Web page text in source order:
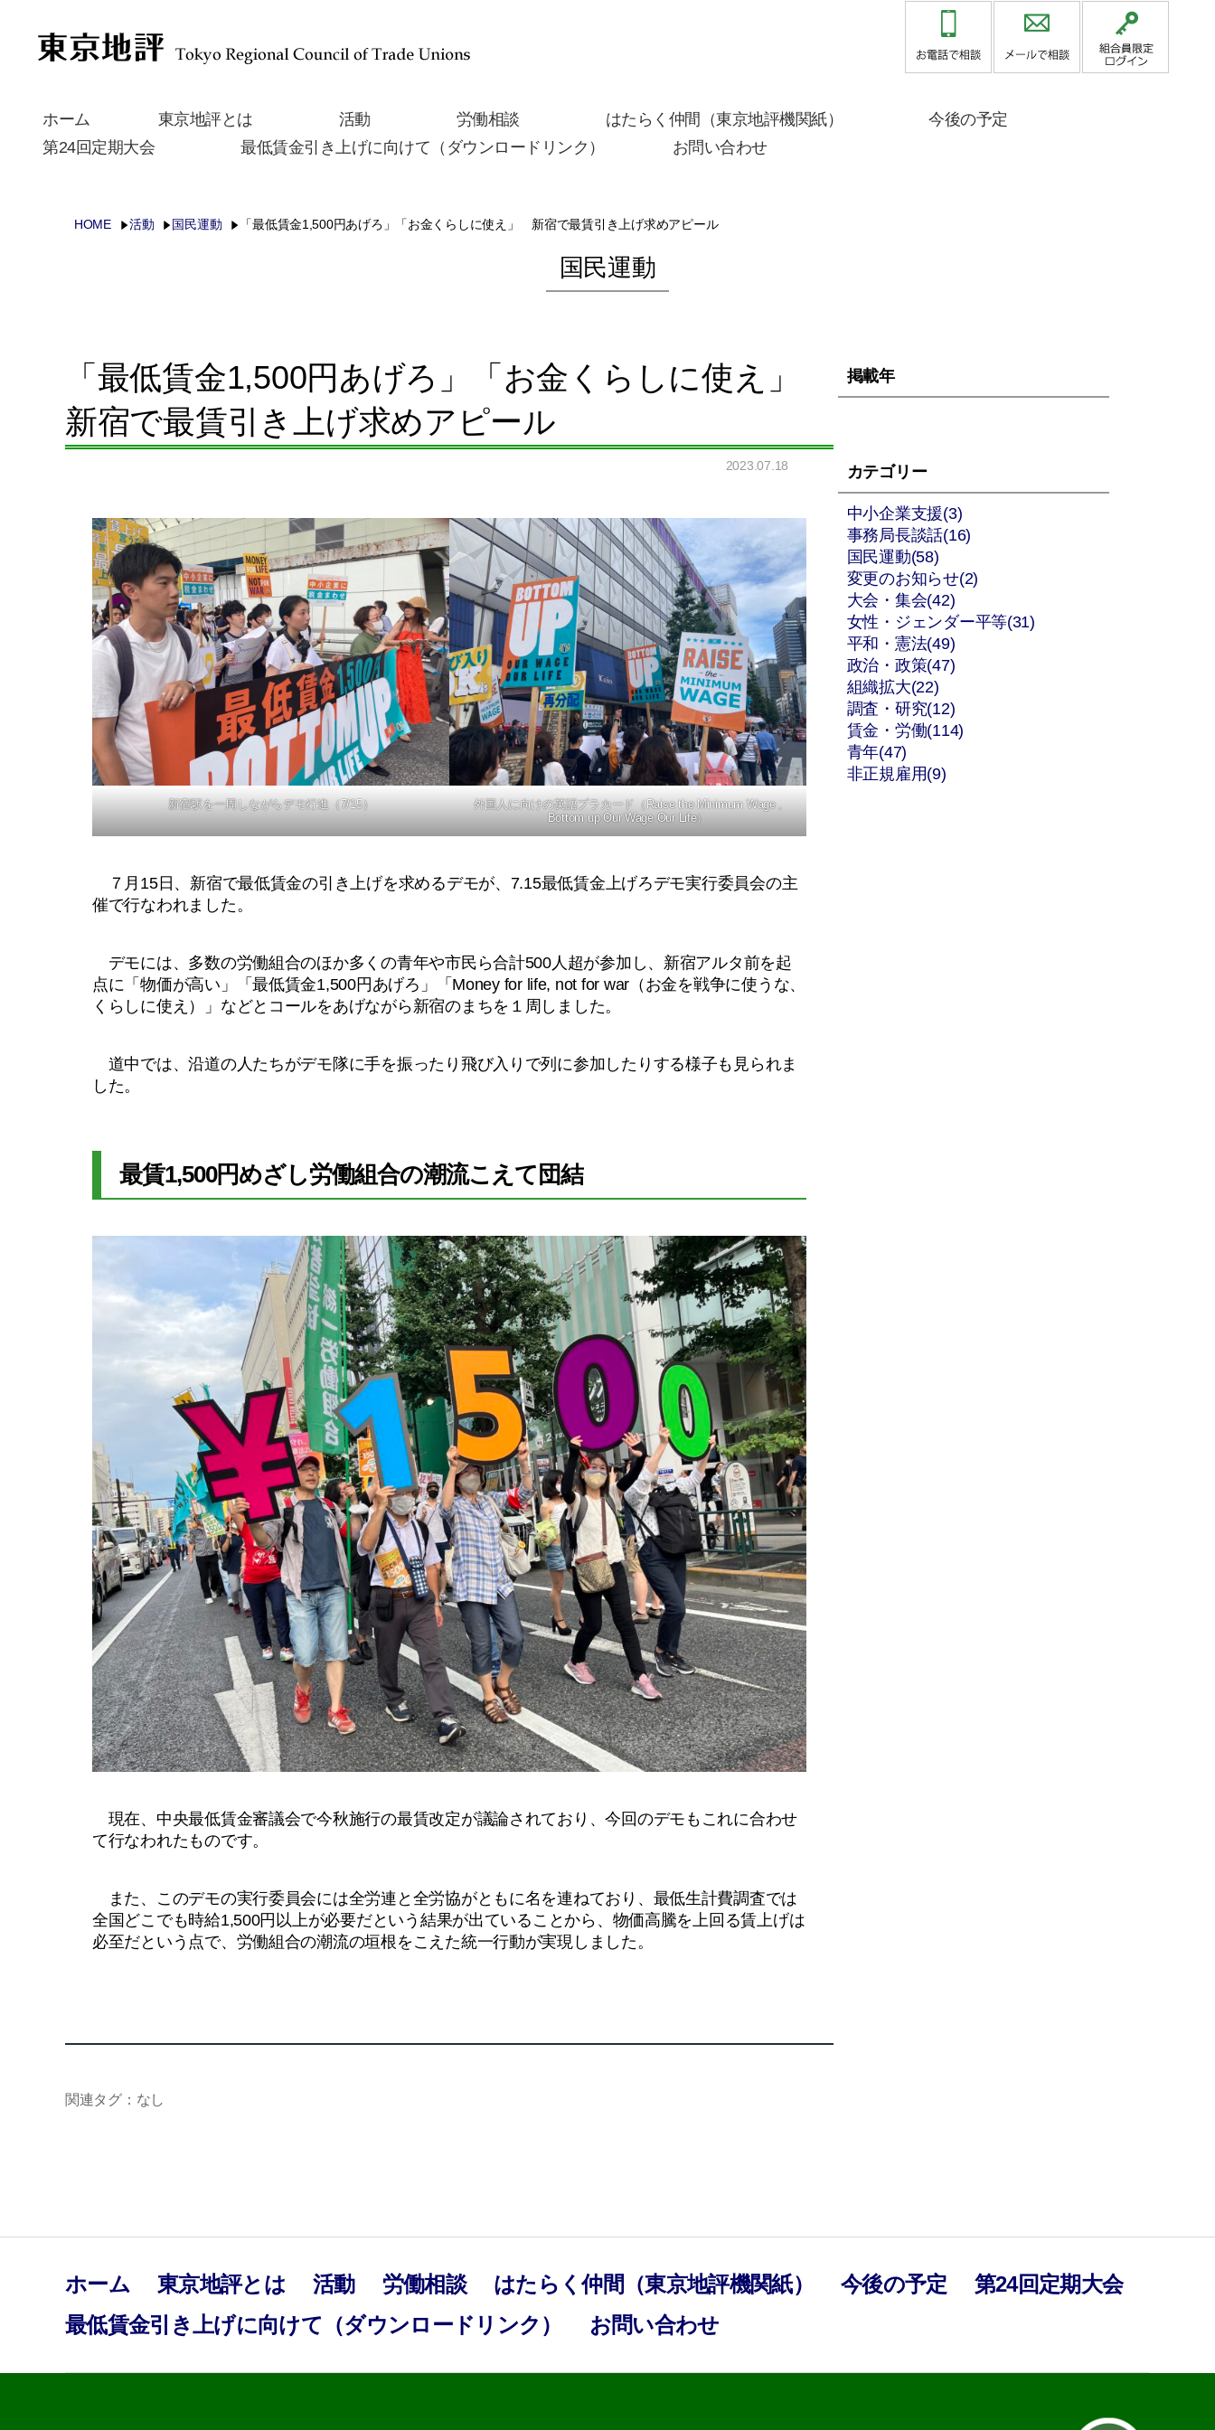
ホーム 東京地評とは 活動 労働相談 はたらく仲間（東京地評機関紙）
今後の予定
第24回定期大会
最低賃金引き上げに向けて（ダウンロードリンク） お問い合わせ
HOME 活動 国民運動 「最低賃金1,500円あげろ」「お金くらしに使え」 新宿で最賃引き上げ求めアピール
国民運動
「最低賃金1,500円あげろ」「お金くらしに使え」
新宿で最賃引き上げ求めアピール
2023.07.18
新宿駅を一周しながらデモ行進（7/15）
外国人に向けの英語プラカード（Raise the Minimum Wage ,
Bottom up Our Wage Our Life）
７月15日、新宿で最低賃金の引き上げを求めるデモが、7.15最低賃金上げろデモ実行委員会の主
催で行なわれました。
デモには、多数の労働組合のほか多くの青年や市民ら合計500人超が参加し、新宿アルタ前を起
点に「物価が高い」「最低賃金1,500円あげろ」「Money for life, not for war（お金を戦争に使うな、
くらしに使え）」などとコールをあげながら新宿のまちを１周しました。
道中では、沿道の人たちがデモ隊に手を振ったり飛び入りで列に参加したりする様子も見られま
した。
最賃1,500円めざし労働組合の潮流こえて団結
現在、中央最低賃金審議会で今秋施行の最賃改定が議論されており、今回のデモもこれに合わせ
て行なわれたものです。
また、このデモの実行委員会には全労連と全労協がともに名を連ねており、最低生計費調査では
全国どこでも時給1,500円以上が必要だという結果が出ていることから、物価高騰を上回る賃上げは
必至だという点で、労働組合の潮流の垣根をこえた統一行動が実現しました。
関連タグ：なし
掲載年
カテゴリー
中小企業支援(3)
事務局長談話(16)
国民運動(58)
変更のお知らせ(2)
大会・集会(42)
女性・ジェンダー平等(31)
平和・憲法(49)
政治・政策(47)
組織拡大(22)
調査・研究(12)
賃金・労働(114)
青年(47)
非正規雇用(9)
ホーム 東京地評とは 活動 労働相談 はたらく仲間（東京地評機関紙） 今後の予定
第24回定期大会
最低賃金引き上げに向けて（ダウンロードリンク）
お問い合わせ